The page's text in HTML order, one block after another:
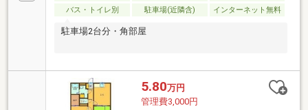
バス・トイレ別
駐車場(近隣含) インターネット無料
駐車場2台分・角部屋
5.80万円
管理費3,000円